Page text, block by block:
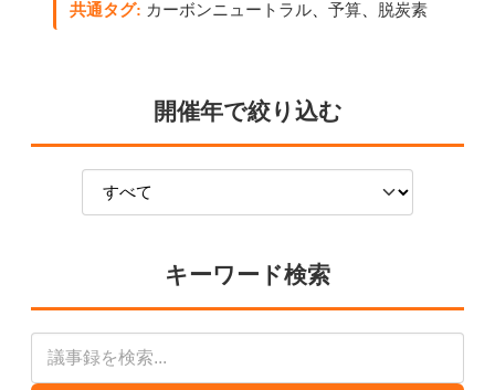
共通タグ: カーボンニュートラル、 予算、 脱炭素
開催年で絞り込む
キーワード検索